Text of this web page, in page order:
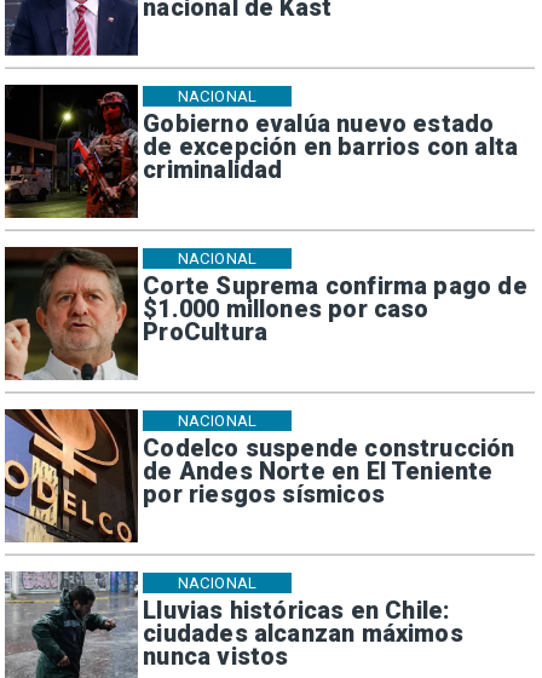
nacional de Kast
Gobierno evalúa nuevo estado
de excepción en barrios con alta
criminalidad
NACIONAL
Corte Suprema confirma pago de
$1.000 millones por caso
ProCultura
NACIONAL
Codelco suspende construcción
de Andes Norte en El Teniente
por riesgos sísmicos
NACIONAL
Lluvias históricas en Chile:
ciudades alcanzan máximos
nunca vistos
NACIONAL